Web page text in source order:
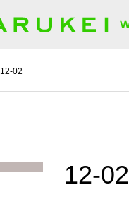
12-02
12-02